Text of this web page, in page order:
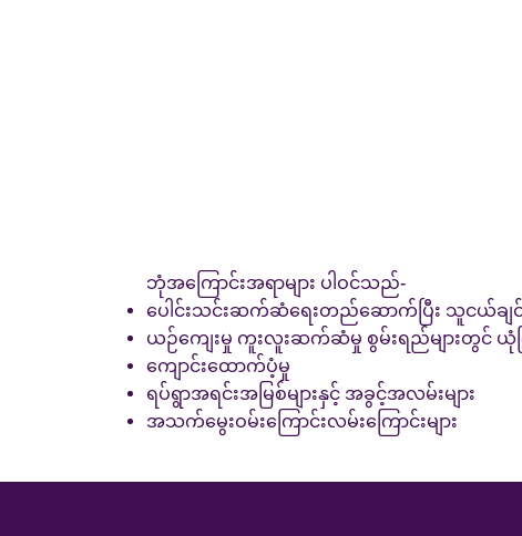
ဘုံအကြောင်းအရာများ ပါဝင်သည်-
ပေါင်းသင်းဆက်ဆံရေးတည်ဆောက်ပြီး သူငယ်ချင်း
ယဉ်ကျေးမှု ကူးလူးဆက်ဆံမှု စွမ်းရည်များတွင် ယုံ
ကျောင်းထောက်ပံ့မှု
ရပ်ရွာအရင်းအမြစ်များနှင့် အခွင့်အလမ်းများ
အသက်မွေးဝမ်းကြောင်းလမ်းကြောင်းများ